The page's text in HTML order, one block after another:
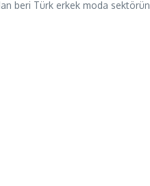
beri Türk erkek moda